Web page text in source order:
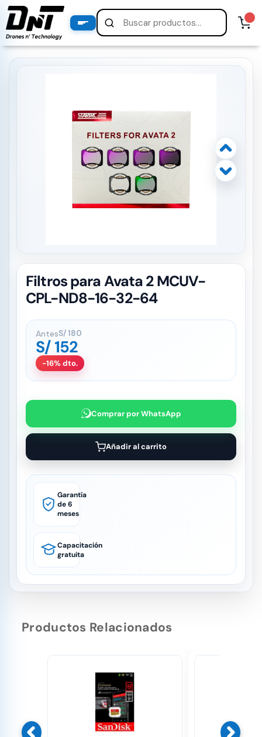
Filtros para Avata 2 MCUV-
CPL-ND8-16-32-64
AntesS/180
S/152
-16% dto.
Comprar por WhatsApp
Añadir al carrito
Garantía
de 6
meses
Capacitación
gratuita
Productos Relacionados
PRODUCTOS
productos destacados